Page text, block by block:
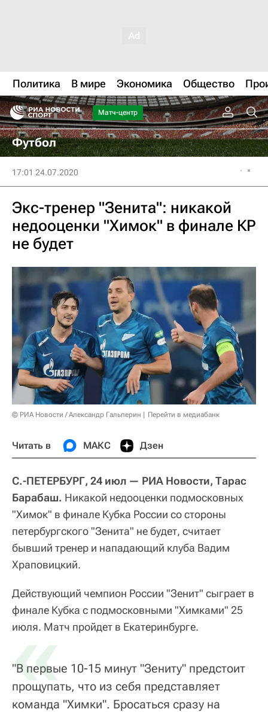
Политика В мире Экономика Общество
Матч-центр
Футбол
17:01 24.07.2020
Экс-тренер "Зенита": никакой
недооценки "Химок" в финале КР
не будет
© РИА Новости / Александр Гальперин Перейти в медиабанк
Читать в МАКС Дзен
С.-ПЕТЕРБУРГ, 24 июл — РИА Новости, Тарас
Барабаш. Никакой недооценки подмосковных
"Химок" в финале Кубка России со стороны
петербургского "Зенита" не будет, считает
бывший тренер и нападающий клуба Вадим
Храповицкий.
Действующий чемпион России "Зенит" сыграет в
финале Кубка с подмосковными "Химками" 25
июля. Матч пройдет в Екатеринбурге.
«
"В первые 10-15 минут "Зениту" предстоит
прощупать, что из себя представляет
команда "Химки". Бросаться сразу на